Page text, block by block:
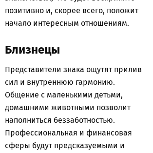
позитивно и, скорее всего, положит
начало интересным отношениям.
Близнецы
Представители знака ощутят прилив
сил и внутреннюю гармонию.
Общение с маленькими детьми,
домашними животными позволит
наполниться беззаботностью.
Профессиональная и финансовая
сферы будут предсказуемыми и